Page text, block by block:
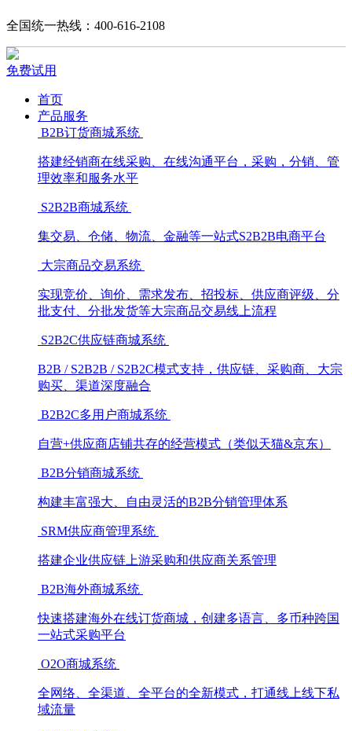
全国统一热线：400-616-2108
免费试用
首页
产品服务
B2B订货商城系统
搭建经销商在线采购、在线沟通平台，采购，分销、管
理效率和服务水平
S2B2B商城系统
集交易、仓储、物流、金融等一站式S2B2B电商平台
大宗商品交易系统
实现竞价、询价、需求发布、招投标、供应商评级、分
批支付、分批发货等大宗商品交易线上流程
S2B2C供应链商城系统
B2B / S2B2B / S2B2C模式支持，供应链、采购商、大宗
购买、渠道深度融合
B2B2C多用户商城系统
自营+供应商店铺共存的经营模式（类似天猫&京东）
B2B分销商城系统
构建丰富强大、自由灵活的B2B分销管理体系
SRM供应商管理系统
搭建企业供应链上游采购和供应商关系管理
B2B海外商城系统
快速搭建海外在线订货商城，创建多语言、多币种跨国
一站式采购平台
O2O商城系统
全网络、全渠道、全平台的全新模式，打通线上线下私
域流量